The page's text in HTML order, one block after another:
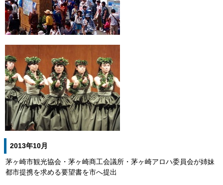
2013年10月
茅ヶ崎市観光協会・茅ヶ崎商工会議所・茅ヶ崎アロハ委員会が姉妹
都市提携を求める要望書を市へ提出